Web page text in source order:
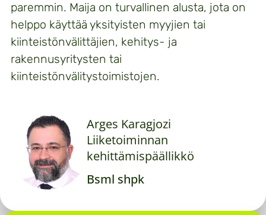
paremmin. Maija on turvallinen alusta, jota on
helppo käyttää yksityisten myyjien tai
kiinteistönvälittäjien, kehitys- ja
rakennusyritysten tai
kiinteistönvälitystoimistojen.
Arges Karagjozi
Liiketoiminnan
kehittämispäällikkö
Bsml shpk